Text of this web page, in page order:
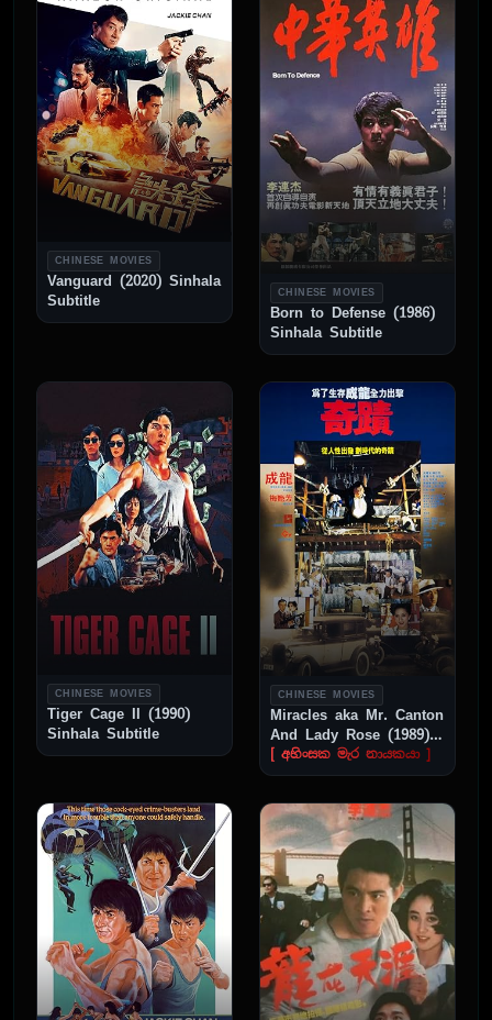
CHINESE MOVIES
Vanguard (2020) Sinhala
Subtitle
CHINESE MOVIES
Born to Defense (1986)
Sinhala Subtitle
CHINESE MOVIES
Tiger Cage II (1990)
Sinhala Subtitle
CHINESE MOVIES
Miracles aka Mr. Canton
And Lady Rose (1989)
Sinhala Subtitle
[ අහිංසක මැර නායකයා ]